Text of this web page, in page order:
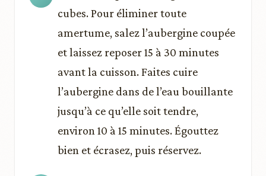
cubes. Pour éliminer toute
amertume, salez l’aubergine coupée
et laissez reposer 15 à 30 minutes
avant la cuisson. Faites cuire
l’aubergine dans de l’eau bouillante
jusqu’à ce qu’elle soit tendre,
environ 10 à 15 minutes. Égouttez
bien et écrasez, puis réservez.